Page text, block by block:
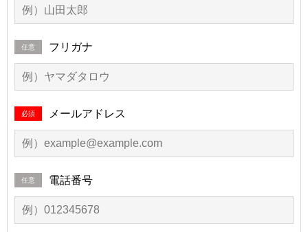
任意 フリガナ
必須 メールアドレス
任意 電話番号